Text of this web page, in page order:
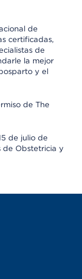
de
certificadas,
de
la mejor
y el
de The
de julio de
de Obstetricia y